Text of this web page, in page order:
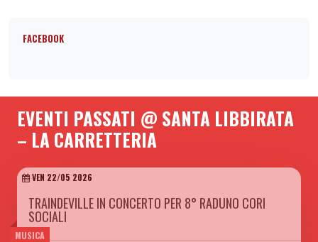
FACEBOOK
EVENTI PASSATI @ SANTA LIBBIRATA
– LA CARRETTERIA
MUSICA
VEN 22/05 2026
TRAINDEVILLE IN CONCERTO PER 8° RADUNO CORI
SOCIALI